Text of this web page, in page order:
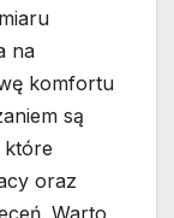
na
komfortu
są
które
oraz